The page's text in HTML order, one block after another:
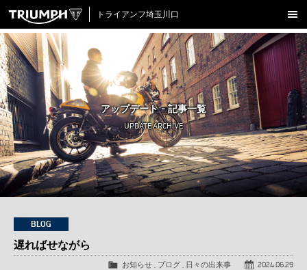
トライアンフ埼玉川口
新車在庫情報
試乗車一覧
認定中古車
アクセサリー
クロージング
アップデート
店舗情報
採用情報
TRIUMPH OFFICIAL SITE
LINE FacebookInstagram
X
アップデート - 記事一覧
UPDATE ARCHIVE
BLOG
遅ればせながら
2024.06.29
お知らせ ブログ 日々の出来事